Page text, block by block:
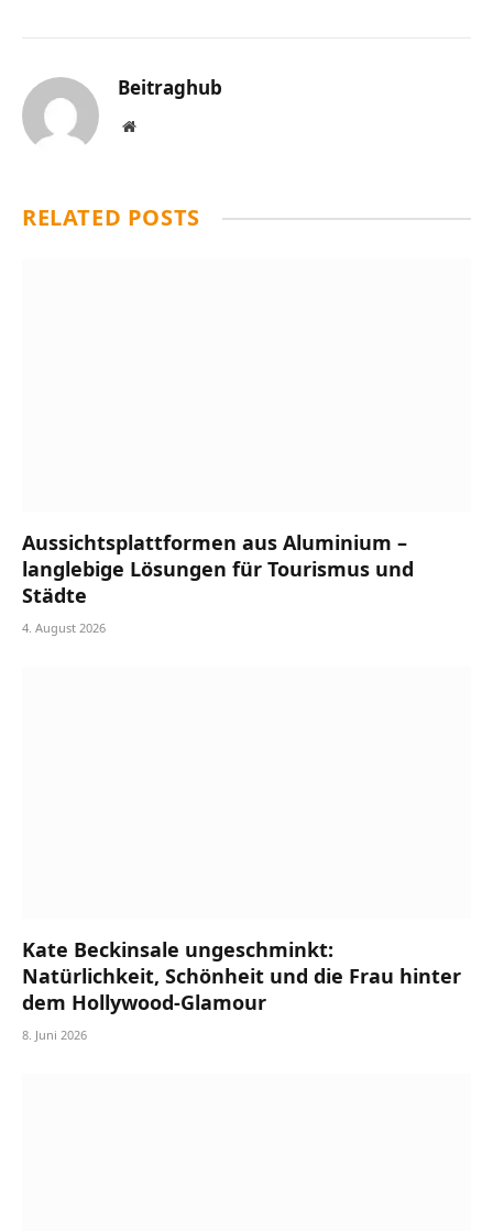
Beitraghub
Website
RELATED POSTS
Aussichtsplattformen aus Aluminium –
langlebige Lösungen für Tourismus und
Städte
4. August 2026
Kate Beckinsale ungeschminkt:
Natürlichkeit, Schönheit und die Frau hinter
dem Hollywood-Glamour
8. Juni 2026